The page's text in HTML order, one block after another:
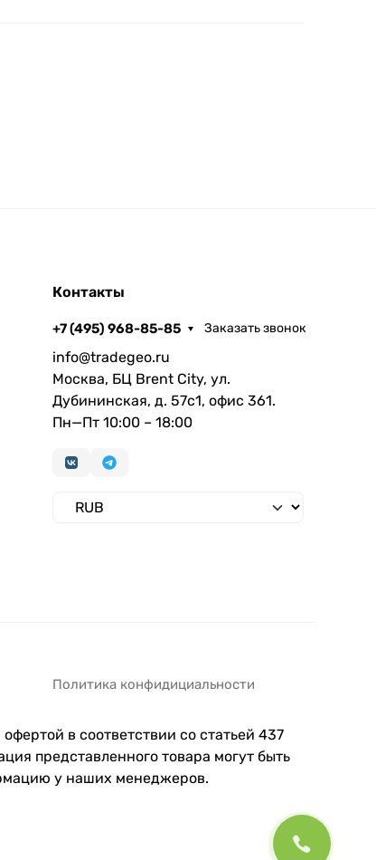
Контакты
+7 (495) 968-85-85 Заказать звонок
info@tradegeo.ru
Москва, БЦ Brent City, ул.
Дубининская, д. 57с1, офис 361.
Пн—Пт 10:00 – 18:00
Политика конфидициальности
в соответствии со статьей 437
представленного товара могут быть
у наших менеджеров.